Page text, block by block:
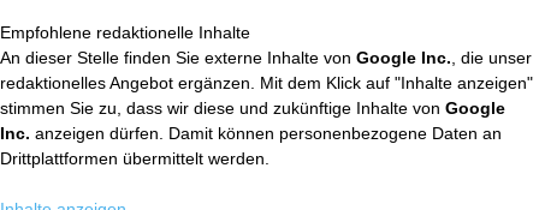
Empfohlene redaktionelle Inhalte
An dieser Stelle finden Sie externe Inhalte von Google Inc. , die unser
redaktionelles Angebot ergänzen. Mit dem Klick auf "Inhalte anzeigen"
stimmen Sie zu, dass wir diese und zukünftige Inhalte von Google
Inc. anzeigen dürfen. Damit können personenbezogene Daten an
Drittplattformen übermittelt werden.